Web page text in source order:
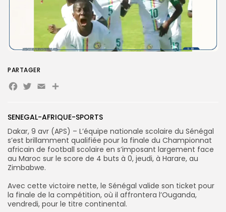
FR
SENEGAL-AFRIQUE-SPORTS
Dakar, 9 avr (APS) – L’équipe nationale scolaire du Sénégal
s’est brillamment qualifiée pour la finale du Championnat
africain de football scolaire en s’imposant largement face
au Maroc sur le score de 4 buts à 0, jeudi, à Harare, au
Zimbabwe.
‎Avec cette victoire nette, le Sénégal valide son ticket pour
la finale de la compétition, où il affrontera l’Ouganda,
vendredi, pour le titre continental.
PARTAGER
Facebook
Twitter
EmailPartager